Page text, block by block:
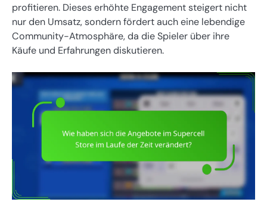
profitieren. Dieses erhöhte Engagement steigert nicht
nur den Umsatz, sondern fördert auch eine lebendige
Community-Atmosphäre, da die Spieler über ihre
Käufe und Erfahrungen diskutieren.